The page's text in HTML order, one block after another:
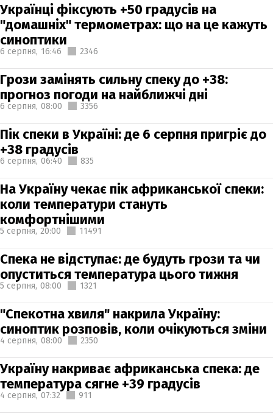
Українці фіксують +50 градусів на
"домашніх" термометрах: що на це кажуть
синоптики
6 серпня, 16:46 2346
Грози замінять сильну спеку до +38:
прогноз погоди на найближчі дні
6 серпня, 08:00 3356
Пік спеки в Україні: де 6 серпня пригріє до
+38 градусів
6 серпня, 06:40 835
На Україну чекає пік африканської спеки:
коли температури стануть
комфортнішими
5 серпня, 20:00 11491
Спека не відступає: де будуть грози та чи
опуститься температура цього тижня
5 серпня, 08:00 1321
"Спекотна хвиля" накрила Україну:
синоптик розповів, коли очікуються зміни
4 серпня, 08:00 2350
Україну накриває африканська спека: де
температура сягне +39 градусів
4 серпня, 07:32 911